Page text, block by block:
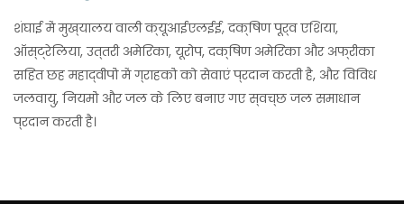
शंघाई में मुख्यालय वाली क्यूआईएलईई, दक्षिण पूर्व एशिया,
ऑस्ट्रेलिया, उत्तरी अमेरिका, यूरोप, दक्षिण अमेरिका और अफ्रीका
सहित छह महाद्वीपों में ग्राहकों को सेवाएं प्रदान करती है, और विविध
जलवायु, नियमों और जल के लिए बनाए गए स्वच्छ जल समाधान
प्रदान करती है।